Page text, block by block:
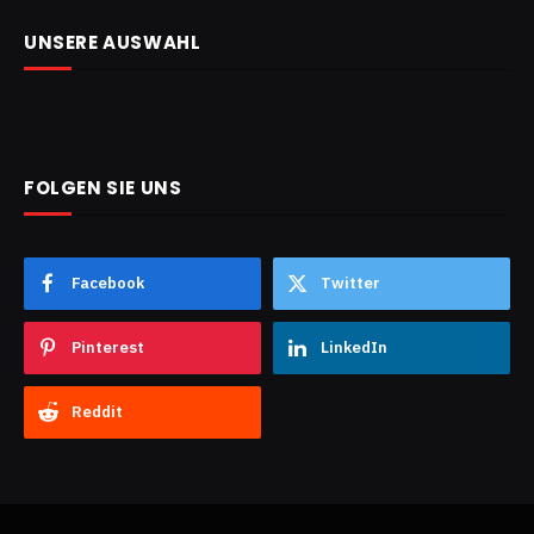
UNSERE AUSWAHL
FOLGEN SIE UNS
Facebook Twitter
Pinterest LinkedIn
Reddit